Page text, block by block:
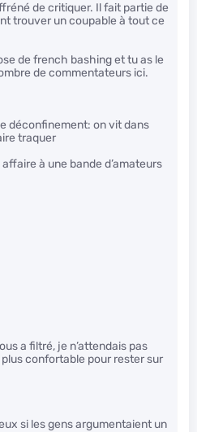
de critiquer. Il fait partie de
trouver un coupable à tout ce
de french bashing et tu as le
de commentateurs ici.
déconfinement: on vit dans
traquer
à une bande d’amateurs
a filtré, je n’attendais pas
confortable pour rester sur
si les gens argumentaient un